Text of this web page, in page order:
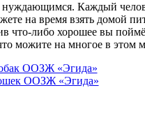
Каждый
на время взять домой
что-либо хорошее вы
можите на многое в этом
ООЗЖ «Эгида»
ООЗЖ «Эгида»